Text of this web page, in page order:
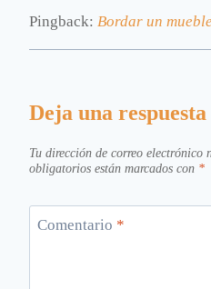
Pingback: Bordar un
Deja una respuesta
Tu dirección de correo electrónico
obligatorios están marcados con *
Comentario *